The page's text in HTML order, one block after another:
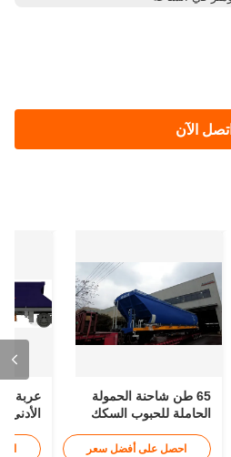
اتصل الآن
65 طن شاحنة الحمولة
الحاملة للحبوب السكك
احصل على أفضل سعر
الأدنى